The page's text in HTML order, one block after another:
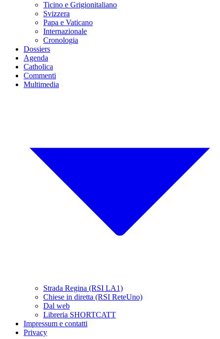
Ticino e Grigionitaliano
Svizzera
Papa e Vaticano
Internazionale
Cronologia
Dossiers
Agenda
Catholica
Commenti
Multimedia
Strada Regina (RSI LA1)
Chiese in diretta (RSI ReteUno)
Dal web
Libreria SHORTCATT
Impressum e contatti
Privacy